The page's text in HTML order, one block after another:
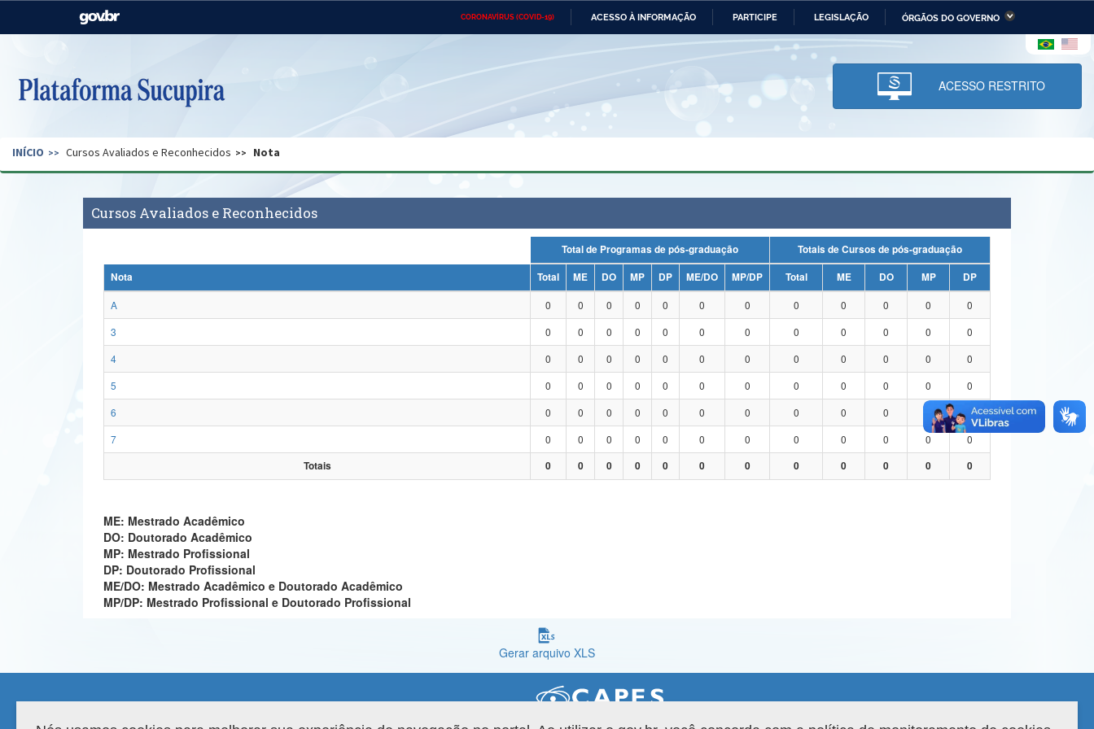
CORONAVÍRUS (COVID-19) ACESSO À INFORMAÇÃO PARTICIPE LEGISLAÇÃO ÓRGÃOS DO GOVERNO
Casa Civil Ministério das Relações Ministério da Economia Ministério da Infraestrutura
Pecuária e Abastecimento
Ministério da Ciência,
Tecnologia, Inovações e
Comunicações
Ministério do Desenvolvimento
Regional e dos Direitos Humanos
Secretaria de Governo Gabinete de Segurança Advocacia-Geral da União Banco Central do Brasil Planalto
ACESSO RESTRITO
INÍCIO Cursos Avaliados e Reconhecidos Nota
Cursos Avaliados e Reconhecidos
Total de Programas de pós-graduação
Totais de Cursos de pós-graduação
Nota
Total ME DO MP DP ME/DO MP/DP Total ME DO MP
DP
A
0 0 0 0 0 0 0 0 0 0 0
0
3
0 0 0 0 0 0 0 0 0 0 0
0
4
0 0 0 0 0 0 0 0 0 0 0
0
5
0 0 0 0 0 0 0 0 0 0 0
0
6
0 0 0 0 0 0 0 0 0 0
0
7
0 0 0 0 0 0 0 0 0 0 0
0
Totais
0 0 0 0 0 0 0 0 0 0 0 0
ME: Mestrado Acadêmico
DO: Doutorado Acadêmico
MP: Mestrado Profissional
DP: Doutorado Profissional
ME/DO: Mestrado Acadêmico e Doutorado Acadêmico
MP/DP: Mestrado Profissional e Doutorado Profissional
Gerar arquivo XLS